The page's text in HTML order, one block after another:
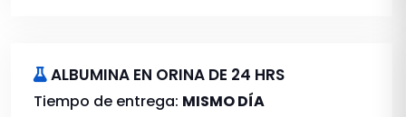
ALBUMINA EN ORINA DE 24 HRS
Tiempo de entrega: MISMO DÍA